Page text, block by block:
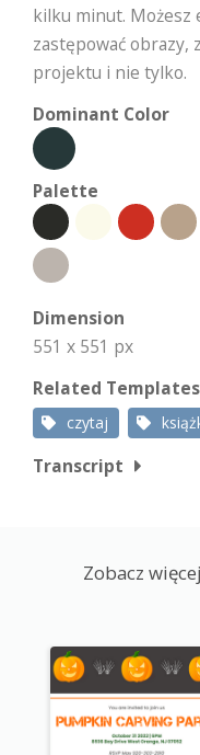
kilku minut. Możesz
zastępować obrazy,
projektu i nie tylko.
Dominant Color
Palette
Dimension
551 x 551 px
Related Templates
czytaj
Transcript
Zobacz